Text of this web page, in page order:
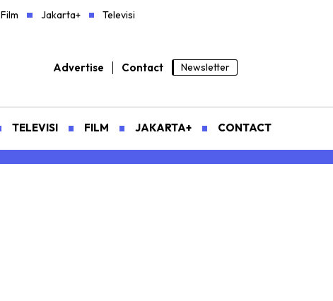
Film Jakarta+ Televisi
Advertise Contact Newsletter
TELEVISI FILM JAKARTA+ CONTACT